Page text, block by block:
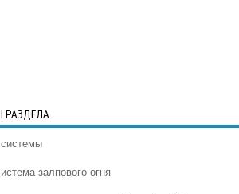
РАЗДЕЛА
залпового огня